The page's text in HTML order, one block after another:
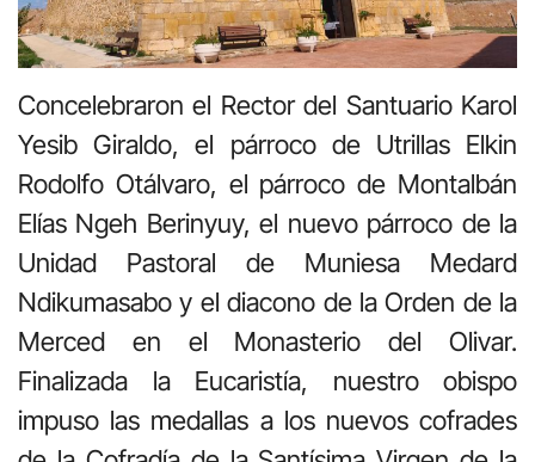
Concelebraron el Rector del Santuario Karol
Yesib Giraldo, el párroco de Utrillas Elkin
Rodolfo Otálvaro, el párroco de Montalbán
Elías Ngeh Berinyuy, el nuevo párroco de la
Unidad Pastoral de Muniesa Medard
Ndikumasabo y el diacono de la Orden de la
Merced en el Monasterio del Olivar.
Finalizada la Eucaristía, nuestro obispo
impuso las medallas a los nuevos cofrades